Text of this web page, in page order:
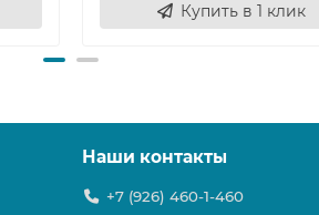
Купить в 1 клик
Наши контакты
+7 (926) 460-1-460